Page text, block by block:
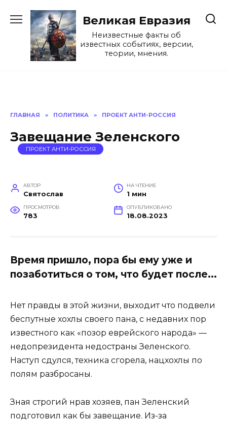
содержанию
Великая Евразия
Неизвестные факты об
известных событиях, версии,
теории, мнения.
ГЛАВНАЯ » ПОЛИТИКА » ПРОЕКТ АНТИ-РОССИЯ
Завещание Зеленского
ПРОЕКТ АНТИ-РОССИЯ
АВТОР
Святослав
НА ЧТЕНИЕ
1 мин
ПРОСМОТРОВ
783
ОПУБЛИКОВАНО
18.08.2023
Время пришло, пора бы ему уже и
позаботиться о том, что будет после...
Нет правды в этой жизни, выходит что подвели
беспутные хохлы своего пана, с недавних пор
известного как «позор еврейского народа» —
недопрезидента недостраны Зеленского.
Наступ сдулся, техника сгорела, нацхохлы по
полям разбросаны.
Зная строгий нрав хозяев, пан Зеленский
подготовил как бы завещание. Из-за